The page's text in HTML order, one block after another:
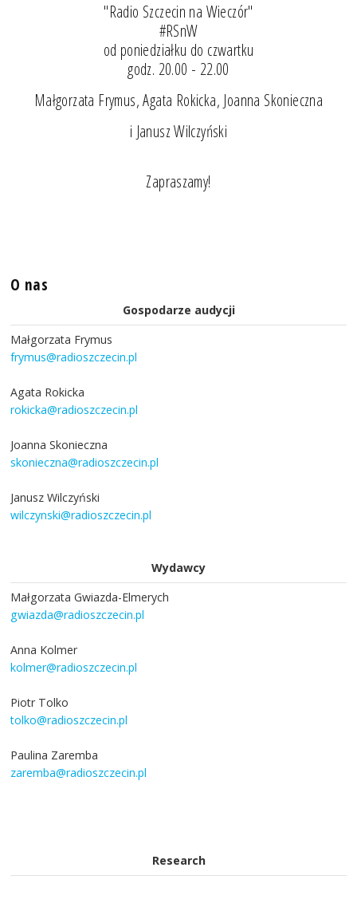
"Radio Szczecin na Wieczór"
#RSnW
od poniedziałku do czwartku
godz. 20.00 - 22.00
Małgorzata Frymus, Agata Rokicka, Joanna Skonieczna
i Janusz Wilczyński
Zapraszamy!
O nas
Gospodarze audycji
Małgorzata Frymus
frymus@radioszczecin.pl
Agata Rokicka
rokicka@radioszczecin.pl
Joanna Skonieczna
skonieczna@radioszczecin.pl
Janusz Wilczyński
wilczynski@radioszczecin.pl
Wydawcy
Małgorzata Gwiazda-Elmerych
gwiazda@radioszczecin.pl
Anna Kolmer
kolmer@radioszczecin.pl
Piotr Tolko
tolko@radioszczecin.pl
Paulina Zaremba
zaremba@radioszczecin.pl
Research